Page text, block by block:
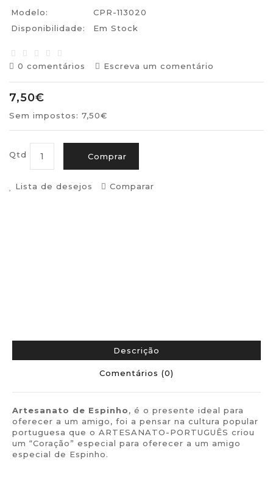
Modelo:
CPR-113020
Disponibilidade:
Em Stock
0 comentários Escreva um comentário
7,50€
Sem impostos: 7,50€
Qtd Comprar
Lista de desejos Comparar
Descrição
Comentários (0)
Artesanato de Espinho, é o presente ideal para
oferecer a um amigo, foi a pensar na cultura popular
portuguesa que o ARTESANATO-PORTUGUÊS criou
um “Coração” especial para oferecer a um amigo
especial de Espinho.